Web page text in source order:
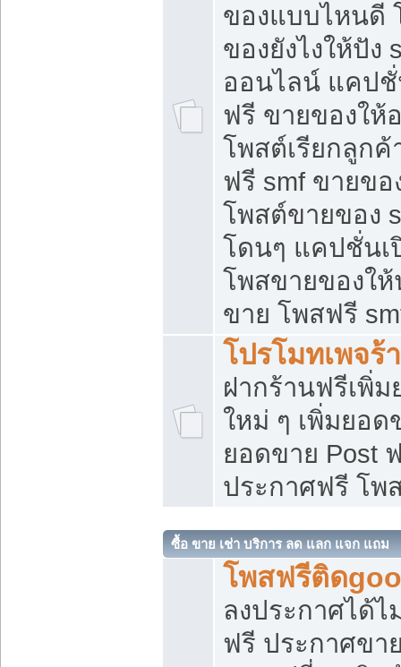
ของแบบไหนดี
ของยังไงให้ปั
ออนไลน์ แคป
ฟรี ขายของให้
โพสต์เรียกลูกค้
ฟรี smf ขายขอ
โพสต์ขายของ
โดนๆ แคปชั่นเ
โพสขายของใ
ขาย โพสฟรี
โปรโมทเพจร้
ฝากร้านฟรีเพิ่
ใหม่ ๆ เพิ่มยอด
ยอดขาย Post
ประกาศฟรี โพ
ซื้อ ขาย เช่า บริการ ลด แลก แจก แถม
โพสฟรีติด
ลงประกาศได้
ฟรี ประกาศข